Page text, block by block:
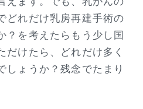
どれだけ乳房再建手術の
？を考えたらもう少し国
だけたら、どれだけ多く
しょうか？残念でたまり